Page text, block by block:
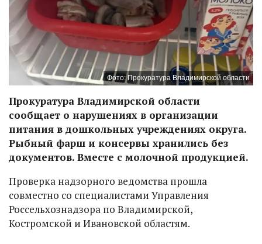
Фото: Прокуратура Владимирской области
Прокуратура Владимирской области
сообщает о нарушениях в организации
питания в дошкольных учреждениях округа.
Рыбный фарш и консервы хранились без
документов. Вместе с молочной продукцией.
Проверка надзорного ведомства прошла
совместно со специалистами Управления
Россельхознадзора по Владимирской,
Костромской и Ивановской областям.